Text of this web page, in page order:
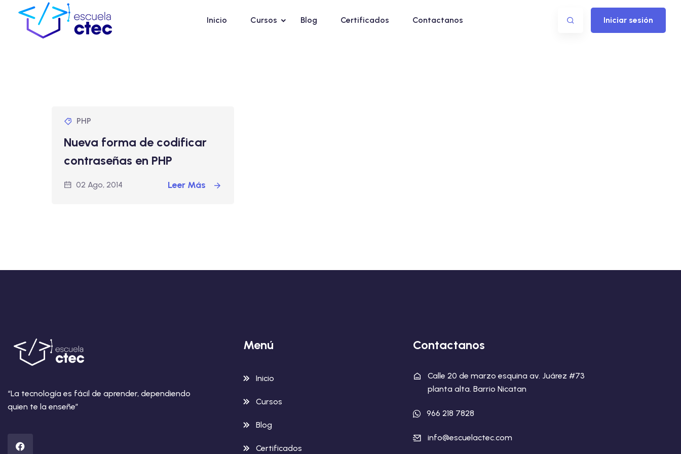
Inicio Cursos Blog Certificados Contactanos Iniciar sesión
PHP
Nueva forma de codificar
contraseñas en PHP
02 Ago, 2014 Leer Más
“La tecnología es fácil de aprender, dependiendo
quien te la enseñe”
Menú
Inicio
Cursos
Blog
Certificados
Contactanos
Calle 20 de marzo esquina av. Juárez #73
planta alta. Barrio Nicatan
966 218 7828
info@escuelactec.com